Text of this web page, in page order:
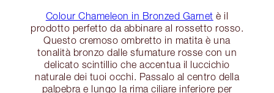
Colour Chameleon in Bronzed Garnet è il
prodotto perfetto da abbinare al rossetto rosso.
Questo cremoso ombretto in matita è una
tonalità bronzo dalle sfumature rosse con un
delicato scintillio che accentua il luccichio
naturale dei tuoi occhi. Passalo al centro della
palpebra e lungo la rima ciliare inferiore per